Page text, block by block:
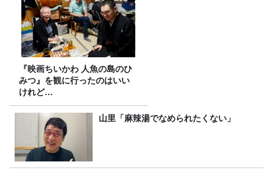
『映画ちいかわ 人魚の島のひ
みつ』を観に行ったのはいい
けれど…
山里「麻辣湯でなめられたくない」